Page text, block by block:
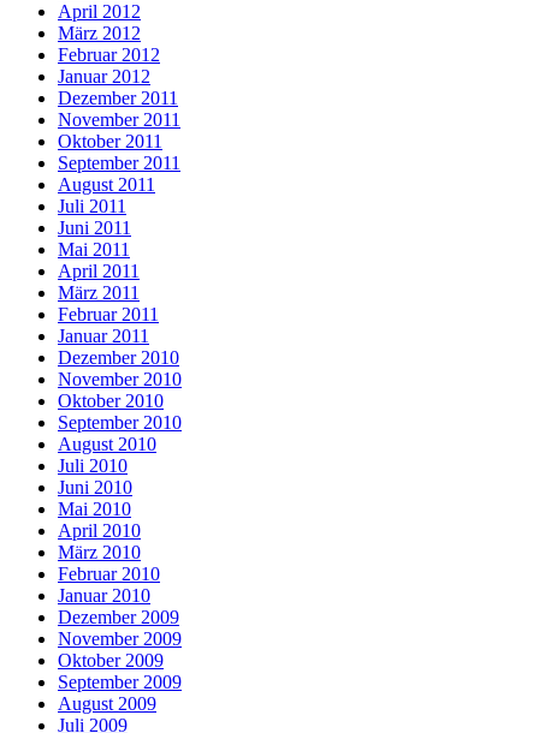
April 2012
März 2012
Februar 2012
Januar 2012
Dezember 2011
November 2011
Oktober 2011
September 2011
August 2011
Juli 2011
Juni 2011
Mai 2011
April 2011
März 2011
Februar 2011
Januar 2011
Dezember 2010
November 2010
Oktober 2010
September 2010
August 2010
Juli 2010
Juni 2010
Mai 2010
April 2010
März 2010
Februar 2010
Januar 2010
Dezember 2009
November 2009
Oktober 2009
September 2009
August 2009
Juli 2009